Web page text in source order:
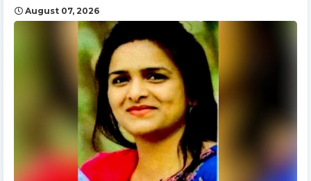
August 07, 2026